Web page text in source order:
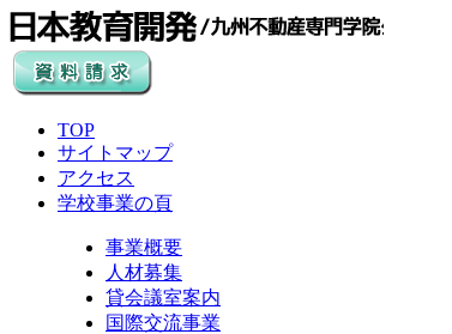
TOP
サイトマップ
アクセス
学校事業の頁
事業概要
人材募集
貸会議室案内
国際交流事業